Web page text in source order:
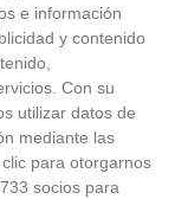
e información
y contenido
Con su
utilizar datos de
mediante las
para otorgarnos
socios para